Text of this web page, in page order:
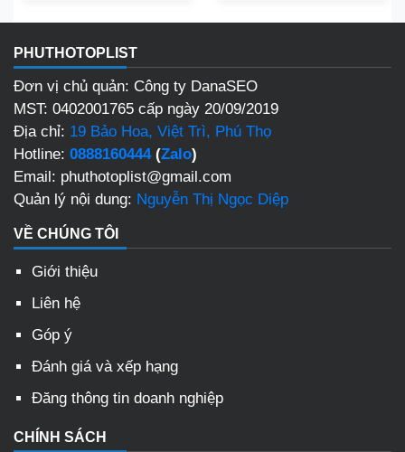
PHUTHOTOPLIST
Đơn vị chủ quản: Công ty DanaSEO
MST: 0402001765 cấp ngày 20/09/2019
Địa chỉ: 19 Bảo Hoa, Việt Trì, Phú Thọ
Hotline: 0888160444(Zalo)
Email: phuthotoplist@gmail.com
Quản lý nội dung: Nguyễn Thị Ngọc Diệp
VỀ CHÚNG TÔI
Giới thiệu
Liên hệ
Góp ý
Đánh giá và xếp hạng
Đăng thông tin doanh nghiệp
CHÍNH SÁCH